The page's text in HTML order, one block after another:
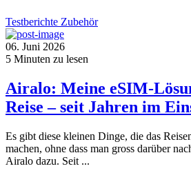
Testberichte Zubehör
06. Juni 2026
5 Minuten zu lesen
Airalo: Meine eSIM-
Reise – seit Jahren im
Es gibt diese kleinen Dinge, die das
machen, ohne dass man gross darüber
Airalo dazu. Seit ...